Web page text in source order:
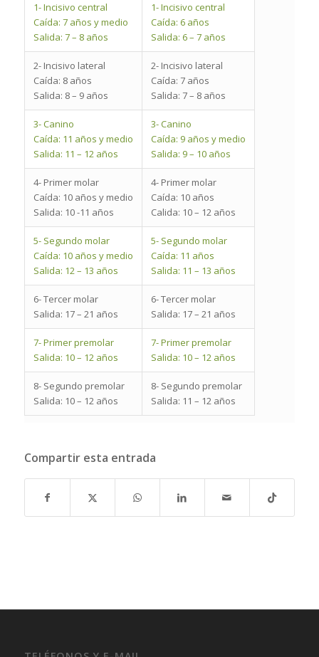
1- Incisivo central
Caída: 7 años y medio
Salida: 7 – 8 años
1- Incisivo central
Caída: 6 años
Salida: 6 – 7 años
2- Incisivo lateral
Caída: 8 años
Salida: 8 – 9 años
2- Incisivo lateral
Caída: 7 años
Salida: 7 – 8 años
3- Canino
Caída: 11 años y medio
Salida: 11 – 12 años
3- Canino
Caída: 9 años y medio
Salida: 9 – 10 años
4- Primer molar
Caída: 10 años y medio
Salida: 10 -11 años
4- Primer molar
Caída: 10 años
Calida: 10 – 12 años
5- Segundo molar
Caída: 10 años y medio
Salida: 12 – 13 años
5- Segundo molar
Caída: 11 años
Salida: 11 – 13 años
6- Tercer molar
Salida: 17 – 21 años
6- Tercer molar
Salida: 17 – 21 años
7- Primer premolar
Salida: 10 – 12 años
7- Primer premolar
Salida: 10 – 12 años
8- Segundo premolar
Salida: 10 – 12 años
8- Segundo premolar
Salida: 11 – 12 años
Compartir esta entrada